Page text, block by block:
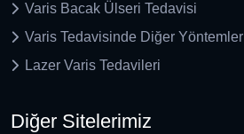
Varis Bacak Ülseri Tedavisi
Varis Tedavisinde Diğer Yöntemler
Lazer Varis Tedavileri
Diğer Sitelerimiz